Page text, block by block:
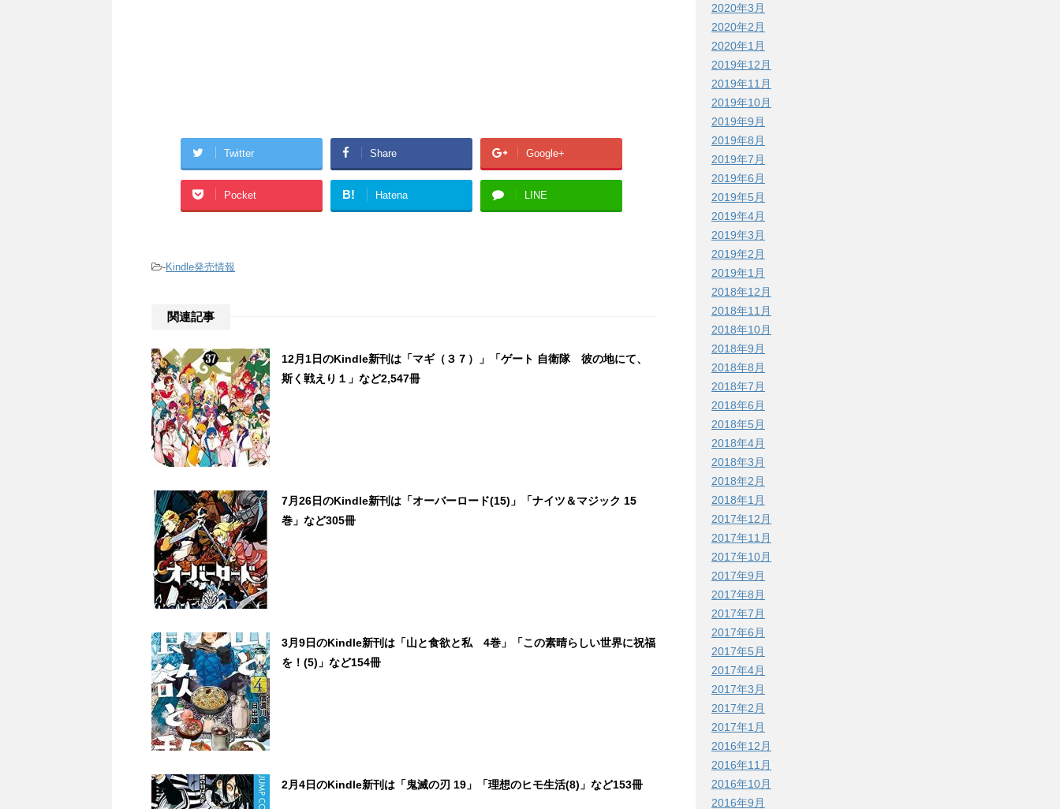
Twitter Share Google+
Pocket B! Hatena LINE
-Kindle発売情報
関連記事
12月1日のKindle新刊は「マギ（３７）」「ゲート 自衛隊 彼の地にて、
斯く戦えり１」など2,547冊
7月26日のKindle新刊は「オーバーロード(15)」「ナイツ＆マジック 15
巻」など305冊
3月9日のKindle新刊は「山と食欲と私 4巻」「この素晴らしい世界に祝福
を！(5)」など154冊
2月4日のKindle新刊は「鬼滅の刃 19」「理想のヒモ生活(8)」など153冊
2020年3月
2020年2月
2020年1月
2019年12月
2019年11月
2019年10月
2019年9月
2019年8月
2019年7月
2019年6月
2019年5月
2019年4月
2019年3月
2019年2月
2019年1月
2018年12月
2018年11月
2018年10月
2018年9月
2018年8月
2018年7月
2018年6月
2018年5月
2018年4月
2018年3月
2018年2月
2018年1月
2017年12月
2017年11月
2017年10月
2017年9月
2017年8月
2017年7月
2017年6月
2017年5月
2017年4月
2017年3月
2017年2月
2017年1月
2016年12月
2016年11月
2016年10月
2016年9月